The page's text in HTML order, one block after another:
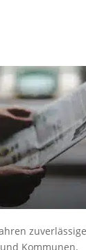
Kommunen.